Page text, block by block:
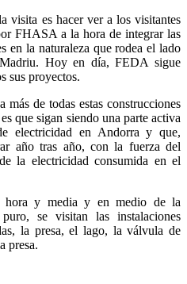
visita es hacer ver a los visitantes
FHASA a la hora de integrar las
en la naturaleza que rodea el lado
Hoy en día, FEDA sigue
sus proyectos.
más de todas estas construcciones
que sigan siendo una parte activa
electricidad en Andorra y que,
año tras año, con la fuerza del
la electricidad consumida en el
y media y en medio de la
se visitan las instalaciones
la presa, el lago, la válvula de
presa.